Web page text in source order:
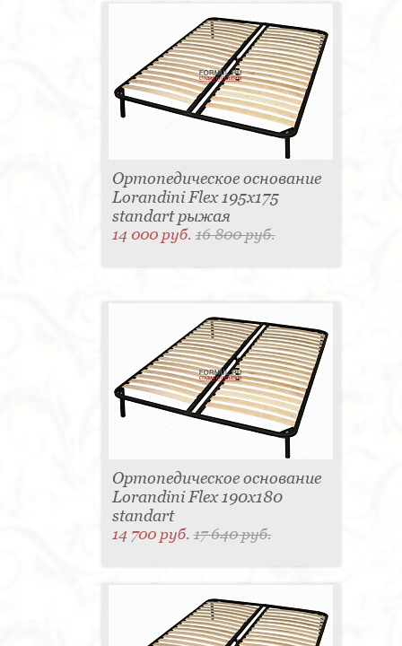
Ортопедическое основание
Lorandini Flex 195x175
standart рыжая
14 000 руб.16 800 руб.
Ортопедическое основание
Lorandini Flex 190x180
standart
14 700 руб.17 640 руб.